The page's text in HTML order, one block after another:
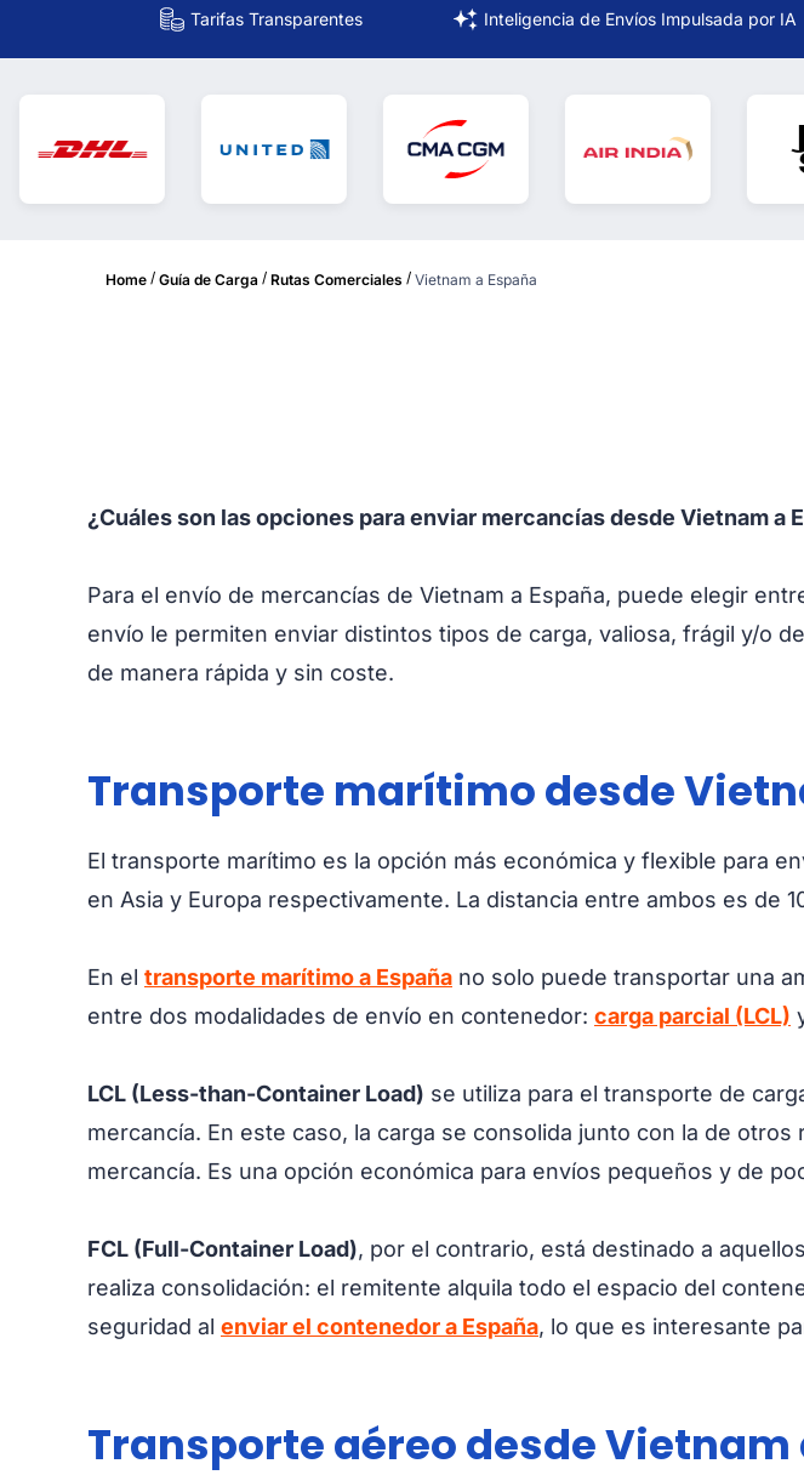
Tarifas Transparentes Inteligencia de Envíos Impulsada por IA
Home / Guía de Carga / Rutas Comerciales / Vietnam a España
¿Cuáles son las opciones para enviar mercancías desde Vietnam a
Para el envío de mercancías de Vietnam a España, puede elegir
envío le permiten enviar distintos tipos de carga, valiosa, frágil y/o
de manera rápida y sin coste.
Transporte marítimo desde
El transporte marítimo es la opción más económica y flexible para
en Asia y Europa respectivamente. La distancia entre ambos es de
En el transporte marítimo a España no solo puede transportar una
entre dos modalidades de envío en contenedor: carga parcial (LCL)
LCL (Less-than-Container Load) se utiliza para el transporte de
mercancía. En este caso, la carga se consolida junto con la de
mercancía. Es una opción económica para envíos pequeños y de
FCL (Full-Container Load), por el contrario, está destinado a
realiza consolidación: el remitente alquila todo el espacio del
seguridad al enviar el contenedor a España, lo que es interesante
Transporte aéreo desde Vietnam